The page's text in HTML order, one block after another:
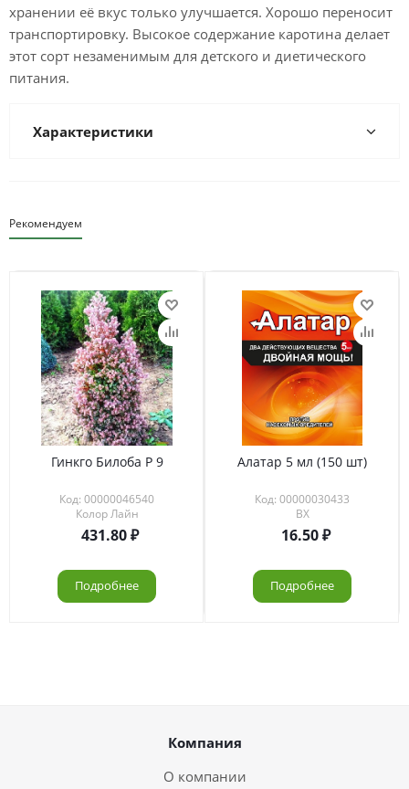
хранении её вкус только улучшается. Хорошо переносит
транспортировку. Высокое содержание каротина делает
этот сорт незаменимым для детского и диетического
питания.
Характеристики
Рекомендуем
Гинкго Билоба Р 9
Код: 00000046540
Колор Лайн
431.80
Подробнее
Алатар 5 мл (150 шт)
Код: 00000030433
ВХ
16.50
Подробнее
Компания
О компании